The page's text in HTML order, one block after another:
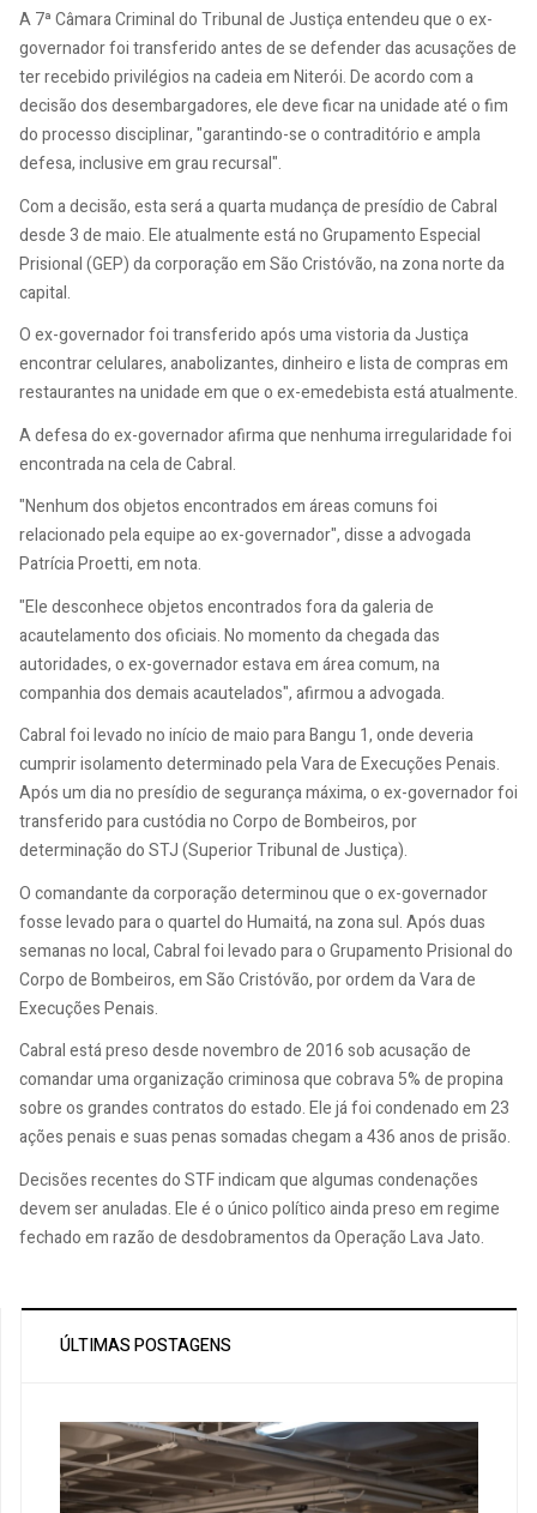
A 7ª Câmara Criminal do Tribunal de Justiça entendeu que o ex-
governador foi transferido antes de se defender das acusações de
ter recebido privilégios na cadeia em Niterói. De acordo com a
decisão dos desembargadores, ele deve ficar na unidade até o fim
do processo disciplinar, "garantindo-se o contraditório e ampla
defesa, inclusive em grau recursal".
Com a decisão, esta será a quarta mudança de presídio de Cabral
desde 3 de maio. Ele atualmente está no Grupamento Especial
Prisional (GEP) da corporação em São Cristóvão, na zona norte da
capital.
O ex-governador foi transferido após uma vistoria da Justiça
encontrar celulares, anabolizantes, dinheiro e lista de compras em
restaurantes na unidade em que o ex-emedebista está atualmente.
A defesa do ex-governador afirma que nenhuma irregularidade foi
encontrada na cela de Cabral.
"Nenhum dos objetos encontrados em áreas comuns foi
relacionado pela equipe ao ex-governador", disse a advogada
Patrícia Proetti, em nota.
"Ele desconhece objetos encontrados fora da galeria de
acautelamento dos oficiais. No momento da chegada das
autoridades, o ex-governador estava em área comum, na
companhia dos demais acautelados", afirmou a advogada.
Cabral foi levado no início de maio para Bangu 1, onde deveria
cumprir isolamento determinado pela Vara de Execuções Penais.
Após um dia no presídio de segurança máxima, o ex-governador foi
transferido para custódia no Corpo de Bombeiros, por
determinação do STJ (Superior Tribunal de Justiça).
O comandante da corporação determinou que o ex-governador
fosse levado para o quartel do Humaitá, na zona sul. Após duas
semanas no local, Cabral foi levado para o Grupamento Prisional do
Corpo de Bombeiros, em São Cristóvão, por ordem da Vara de
Execuções Penais.
Cabral está preso desde novembro de 2016 sob acusação de
comandar uma organização criminosa que cobrava 5% de propina
sobre os grandes contratos do estado. Ele já foi condenado em 23
ações penais e suas penas somadas chegam a 436 anos de prisão.
Decisões recentes do STF indicam que algumas condenações
devem ser anuladas. Ele é o único político ainda preso em regime
fechado em razão de desdobramentos da Operação Lava Jato.
ÚLTIMAS POSTAGENS